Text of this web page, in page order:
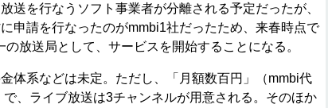
送を行なうソフト事業者が分離される予定だったが、
申請を行なったのがmmbi1社だったため、来春時点で
放送局として、サービスを開始することになる。
体系などは未定。ただし、「月額数百円」（mmbi代
、ライブ放送は3チャンネルが用意される。そのほか